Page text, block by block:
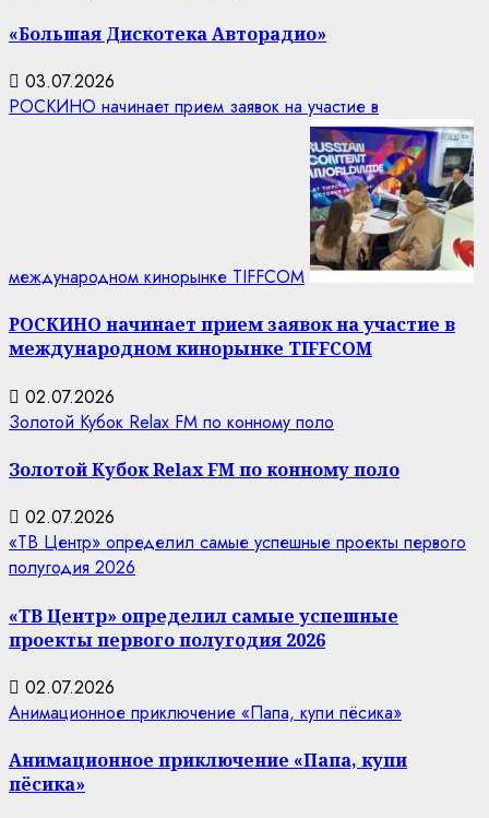
«Большая Дискотека Авторадио»
03.07.2026
РОСКИНО начинает прием заявок на участие в
международном кинорынке TIFFCOM
РОСКИНО начинает прием заявок на участие в
международном кинорынке TIFFCOM
02.07.2026
Золотой Кубок Relax FM по конному поло
Золотой Кубок Relax FM по конному поло
02.07.2026
«ТВ Центр» определил самые успешные проекты первого
полугодия 2026
«ТВ Центр» определил самые успешные
проекты первого полугодия 2026
02.07.2026
Анимационное приключение «Папа, купи пёсика»
Анимационное приключение «Папа, купи
пёсика»